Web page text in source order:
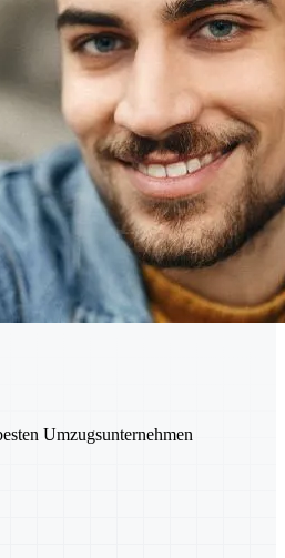
Umzugsunternehmen